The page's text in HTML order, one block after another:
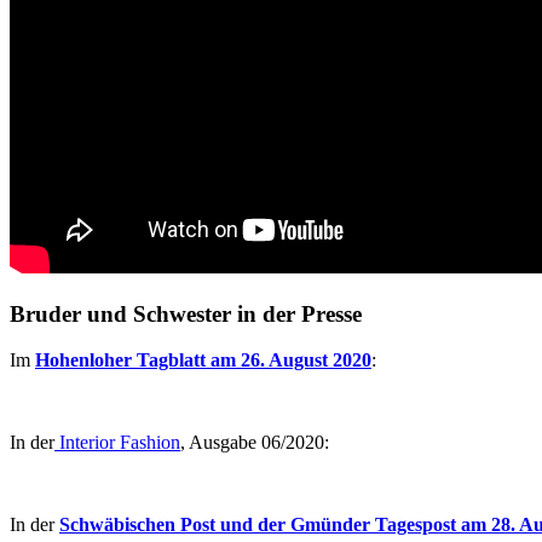
Bruder und Schwester in der Presse
Im Hohenloher Tagblatt am 26. August 2020:
In derInterior Fashion, Ausgabe 06/2020:
In derSchwäbischen Post und der Gmünder Tagespost am 28.